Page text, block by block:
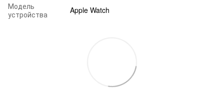
Модель
устройства
Apple Watch